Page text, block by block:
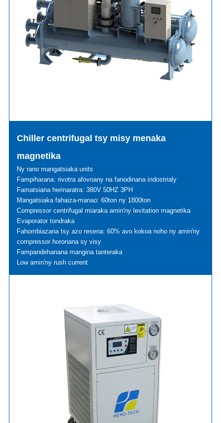
Chiller centrifugal tsy misy menaka
magnetika
Ny rano mangatsiaka units
Fampiharana: rivotra afovoany na fanodinana indostrialy
Famatsiana herinaratra: 380V 50HZ 3PH
Mangatsiaka fahaiza-manao: 60ton ny 1800ton
Compressor centrifugal miaraka amin'ny levitation magnetika
Evaporator tondraka
Fahombiazana tsy azo resena: 60% avo kokoa noho ny amin'ny
compressor horonana sy visy
Fampandehanana mangina tanteraka
Low amin'ny rush current